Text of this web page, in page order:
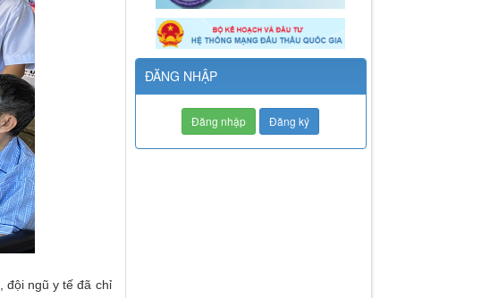
ngũ y tế đã chỉ
ĐĂNG NHẬP
Đăng nhập Đăng ký